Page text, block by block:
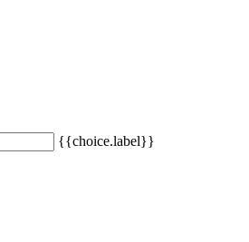
{{choice.label}}